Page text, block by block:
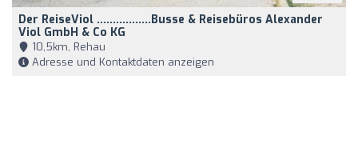
Der ReiseViol .................Busse & Reisebüros Alexander
Viol GmbH & Co KG
10,5km, Rehau
Adresse und Kontaktdaten anzeigen